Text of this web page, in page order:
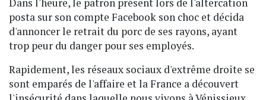
Dans l'heure, le patron présent lors de l'altercation
posta sur son compte Facebook son choc et décida
d'annoncer le retrait du porc de ses rayons, ayant
trop peur du danger pour ses employés.
Rapidement, les réseaux sociaux d'extrême droite se
sont emparés de l'affaire et la France a découvert